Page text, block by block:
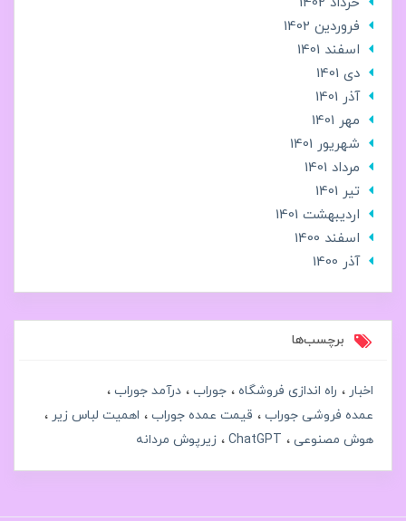
فروردین 1402
اسفند 1401
دی 1401
آذر 1401
مهر 1401
شهریور 1401
مرداد 1401
تير 1401
ارديبهشت 1401
اسفند 1400
آذر 1400
برچسب‌ها
اخبار راه اندازی فروشگاه جوراب
درآمد جوراب
عمده فروشی جوراب
قیمت عمده جوراب
اهمیت لباس زیر
هوش مصنوعی
ChatGPT زیرپوش مردانه